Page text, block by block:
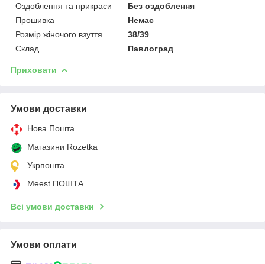
Оздоблення та прикраси
Без оздоблення
Прошивка
Немає
Розмір жіночого взуття
38/39
Склад
Павлоград
Приховати
Умови доставки
Нова Пошта
Магазини Rozetka
Укрпошта
Meest ПОШТА
Всі умови доставки
Умови оплати